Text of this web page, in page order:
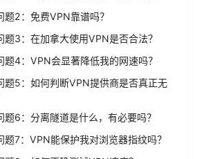
题2：免费VPN靠谱吗？
题3：在加拿大使用VPN是否合法？
题4：VPN会显著降低我的网速吗？
题5：如何判断VPN提供商是否真正无
题6：分离隧道是什么，有必要吗？
题7：VPN能保护我对浏览器指纹吗？